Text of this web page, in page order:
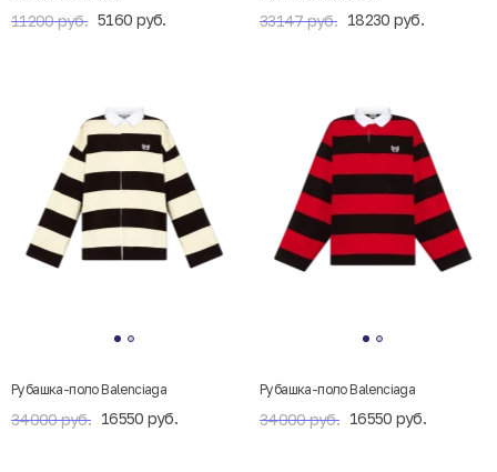
11200 руб. 5160 руб. 33147 руб. 18230 руб.
Рубашка-поло Balenciaga
34000 руб. 16550 руб.
Рубашка-поло Balenciaga
34000 руб. 16550 руб.